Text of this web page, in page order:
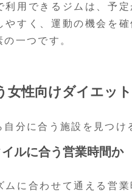
利用できるジムは、予
やすく、運動の機会を
一つです。
女性向けダイエッ
自分に合う施設を見つけ
ルに合う営業時間か
ムに合わせて通える営